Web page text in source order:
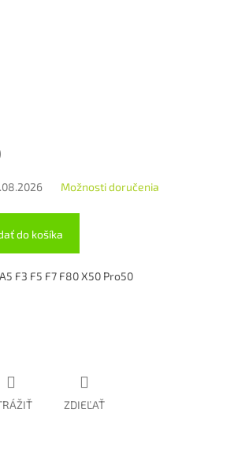
Možnosti doručenia
do košíka
F3 F5 F7 F80 X50 Pro50
ZDIEĽAŤ